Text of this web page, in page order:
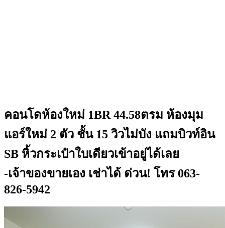
คอนโดห้องใหม่ 1BR 44.58ตรม ห้องมุม
แอร์ใหม่ 2 ตัว ชั้น 15 วิวไม่บัง แถมบิวท์อิน
SB หิ้วกระเป๋าใบเดียวเข้าอยู่ได้เลย
-เจ้าของขายเอง เช่าได้ ด่วน! โทร 063-
826-5942